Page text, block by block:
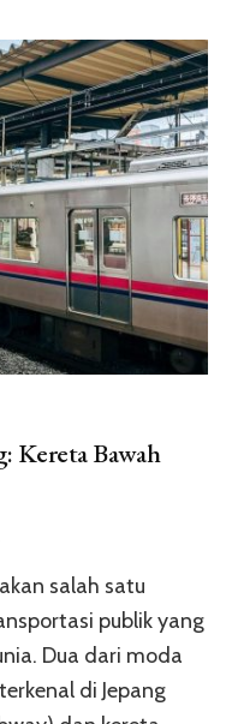
Kereta Bawah
salah satu
publik yang
Dua dari moda
di Jepang